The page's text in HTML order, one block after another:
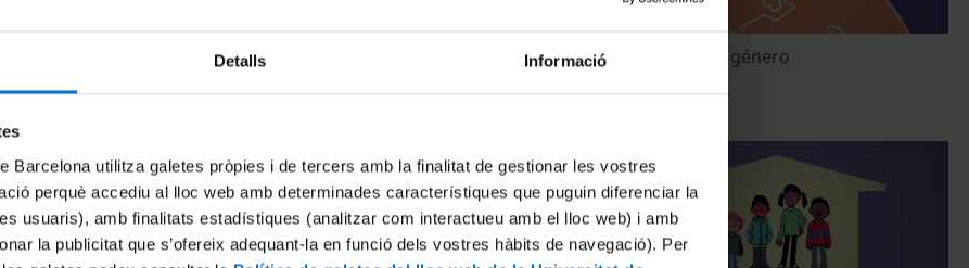
Detalls Informació
Barcelona utilitza galetes pròpies i de tercers amb la finalitat de gestionar les vostres
perquè accediu al lloc web amb determinades característiques que puguin diferenciar la
usuaris), amb finalitats estadístiques (analitzar com interactueu amb el lloc web) i amb
la publicitat que s’ofereix adequant-la en funció dels vostres hàbits de navegació). Per
con perspectiva
Acolliment residencial amb perspectiva
Perspectiva de género